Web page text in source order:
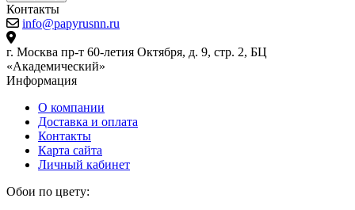
Контакты
info@papyrusnn.ru
г. Москва пр-т 60-летия Октября, д. 9, стр. 2, БЦ
«Академический»
Информация
О компании
Доставка и оплата
Контакты
Карта сайта
Личный кабинет
Обои по цвету: